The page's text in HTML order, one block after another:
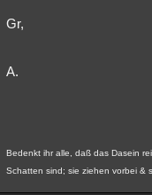
Gr,
A.
Bedenkt ihr alle, daß das Dasein
Schatten sind; sie ziehen vorbei &